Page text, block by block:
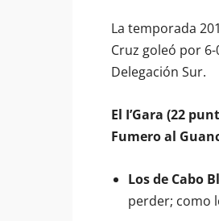
La temporada
Cruz goleó por
Delegación Sur.
El I’Gara (22
Fumero al
Los de Cabo
perder; como